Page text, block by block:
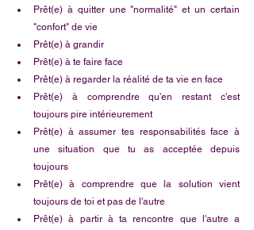
Prêt(e) à quitter une "normalité" et un certain
"confort" de vie
Prêt(e) à grandir
Prêt(e) à te faire face
Prêt(e) à regarder la réalité de ta vie en face
Prêt(e) à comprendre qu'en restant c'est
toujours pire intérieurement
Prêt(e) à assumer tes responsabilités face à
une situation que tu as acceptée depuis
toujours
Prêt(e) à comprendre que la solution vient
toujours de toi et pas de l'autre
Prêt(e) à partir à ta rencontre que l'autre a